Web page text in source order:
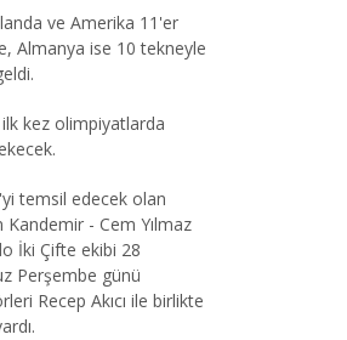
ve Amerika 11'er
Almanya ise 10 tekneyle
kez olimpiyatlarda
temsil edecek olan
Kandemir - Cem Yılmaz
İki Çifte ekibi 28
Perşembe günü
Recep Akıcı ile birlikte